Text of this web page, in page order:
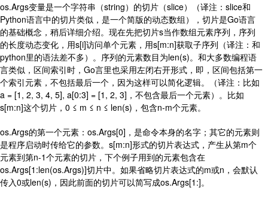
os.Args变量是一个字符串（string）的切片（slice）（译注：slice和
Python语言中的切片类似，是一个简版的动态数组），切片是Go语言
的基础概念，稍后详细介绍。现在先把切片s当作数组元素序列，序列
的长度动态变化，用s[i]访问单个元素，用s[m:n]获取子序列（译注：和
python里的语法差不多）。序列的元素数目为len(s)。和大多数编程语
言类似，区间索引时，Go言里也采用左闭右开形式，即，区间包括第一
个索引元素，不包括最后一个，因为这样可以简化逻辑。（译注：比如
a = [1, 2, 3, 4, 5], a[0:3] = [1, 2, 3]，不包含最后一个元素）。比如
s[m:n]这个切片，0 ≤ m ≤ n ≤ len(s)，包含n-m个元素。
os.Args的第一个元素：os.Args[0]，是命令本身的名字；其它的元素则
是程序启动时传给它的参数。s[m:n]形式的切片表达式，产生从第m个
元素到第n-1个元素的切片，下个例子用到的元素包含在
os.Args[1:len(os.Args)]切片中。如果省略切片表达式的m或n，会默认
传入0或len(s)，因此前面的切片可以简写成os.Args[1:]。